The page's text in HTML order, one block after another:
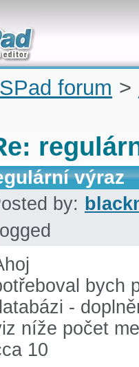
quickly
forum >
výraz
by:
bych
-
níže počet
10